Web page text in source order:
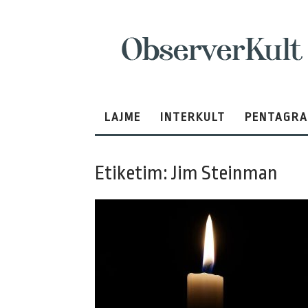
LAJME INTERKULT
Etiketim: Jim Steinman